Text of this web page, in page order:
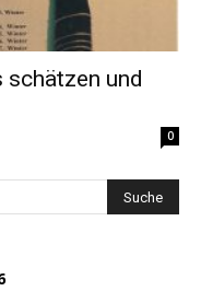
schätzen und
0